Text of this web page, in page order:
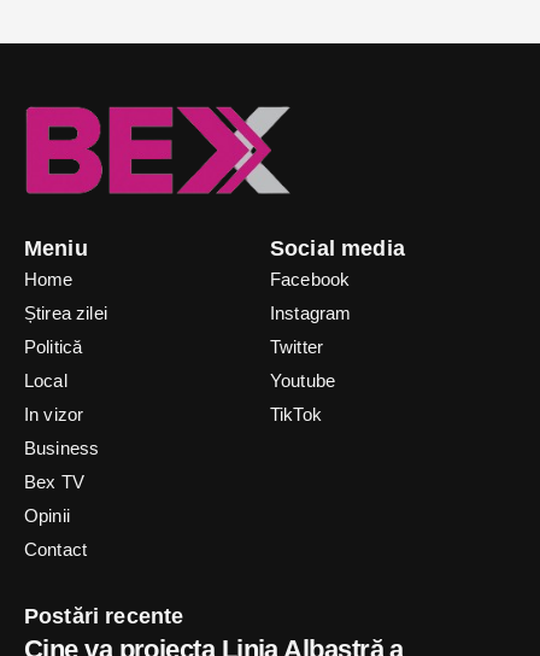
Meniu
Home
Știrea zilei
Politică
Local
In vizor
Business
Bex TV
Opinii
Contact
Social media
Facebook
Instagram
Twitter
Youtube
TikTok
Postări recente
Cine va proiecta Linia Albastră a